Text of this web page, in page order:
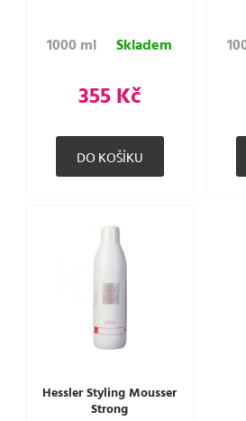
1000 ml Skladem
355 Kč
Hessler Styling Mousser
Strong